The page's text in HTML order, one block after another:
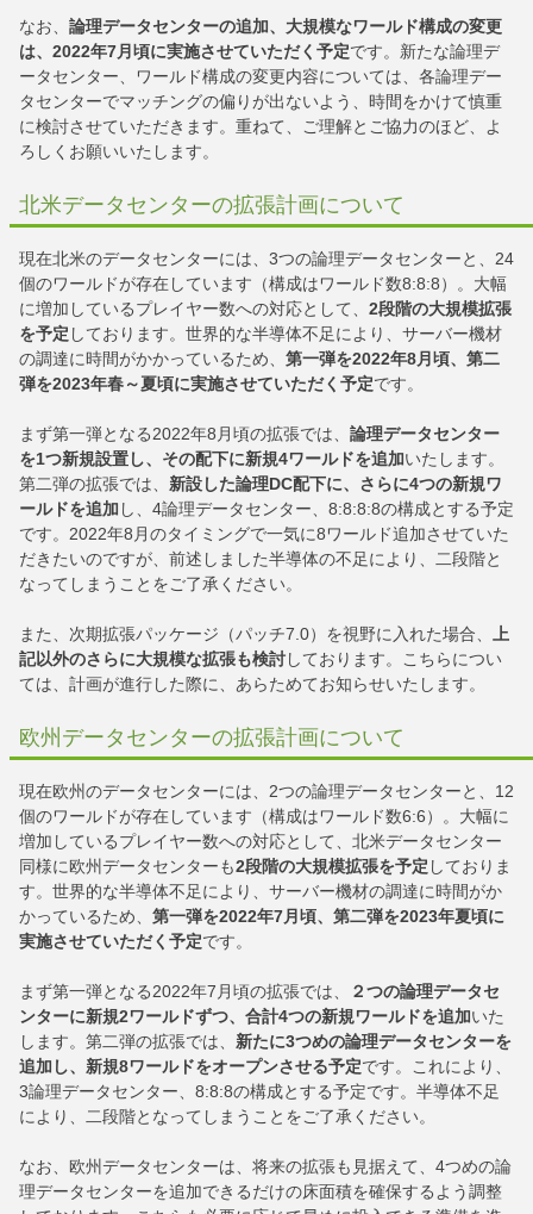
なお、 論理データセンターの追加、大規模なワールド構成の変更
は、2022年7月頃に実施させていただく予定です。新たな論理デ
ータセンター、ワールド構成の変更内容については、各論理デー
タセンターでマッチングの偏りが出ないよう、時間をかけて慎重
に検討させていただきます。重ねて、ご理解とご協力のほど、よ
ろしくお願いいたします。
北米データセンターの拡張計画について
現在北米のデータセンターには、3つの論理データセンターと、24
個のワールドが存在しています（構成はワールド数8:8:8）。大幅
に増加しているプレイヤー数への対応として、 2段階の大規模拡張
を予定 しております。世界的な半導体不足により、サーバー機材
の調達に時間がかかっているため、 第一弾を2022年8月頃、第二
弾を2023年春～夏頃に実施させていただく予定です。
まず第一弾となる2022年8月頃の拡張では、 論理データセンター
を1つ新規設置し、その配下に新規4ワールドを追加いたします。
第二弾の拡張では、 新設した論理DC配下に、さらに4つの新規ワ
ールドを追加 し、4論理データセンター、8:8:8:8の構成とする予定
です。2022年8月のタイミングで一気に8ワールド追加させていた
だきたいのですが、前述しました半導体の不足により、二段階と
なってしまうことをご了承ください。
また、次期拡張パッケージ（パッチ7.0）を視野に入れた場合、
上
記以外のさらに大規模な拡張も検討しております。こちらについ
ては、計画が進行した際に、あらためてお知らせいたします。
欧州データセンターの拡張計画について
現在欧州のデータセンターには、2つの論理データセンターと、12
個のワールドが存在しています（構成はワールド数6:6）。大幅に
増加しているプレイヤー数への対応として、北米データセンター
同様に欧州データセンターも2段階の大規模拡張を予定 しておりま
す。世界的な半導体不足により、サーバー機材の調達に時間がか
かっているため、 第一弾を2022年7月頃、第二弾を2023年夏頃に
実施させていただく予定です。
まず第一弾となる2022年7月頃の拡張では、
２つの論理データセ
ンターに新規2ワールドずつ、合計4つの新規ワールドを追加いた
します。第二弾の拡張では、 新たに3つめの論理データセンターを
追加し、新規8ワールドをオープンさせる予定です。これにより、
3論理データセンター、8:8:8の構成とする予定です。半導体不足
により、二段階となってしまうことをご了承ください。
なお、欧州データセンターは、将来の拡張も見据えて、4つめの論
理データセンターを追加できるだけの床面積を確保するよう調整